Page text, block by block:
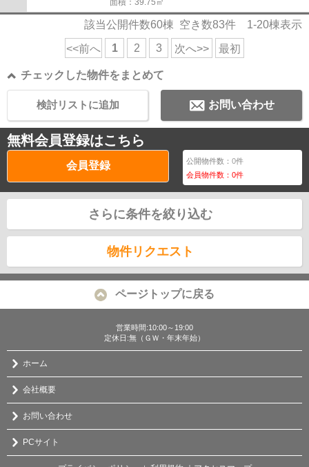
面積：39.75㎡
該当公開件数60棟 空き数83件 1-20棟表示
<<前へ 1 2 3 次へ>> 最初
チェックした物件をまとめて
お問い合わせ
検討リストに追加
無料会員登録はこちら
会員登録 公開物件数：0件
会員物件数：0件
さらに条件を絞り込む
物件リクエスト
ページトップに戻る
営業時間:10:00～19:00
定休日:無（ＧＷ・年末年始）
ホーム
会社概要
お問い合わせ
PCサイト